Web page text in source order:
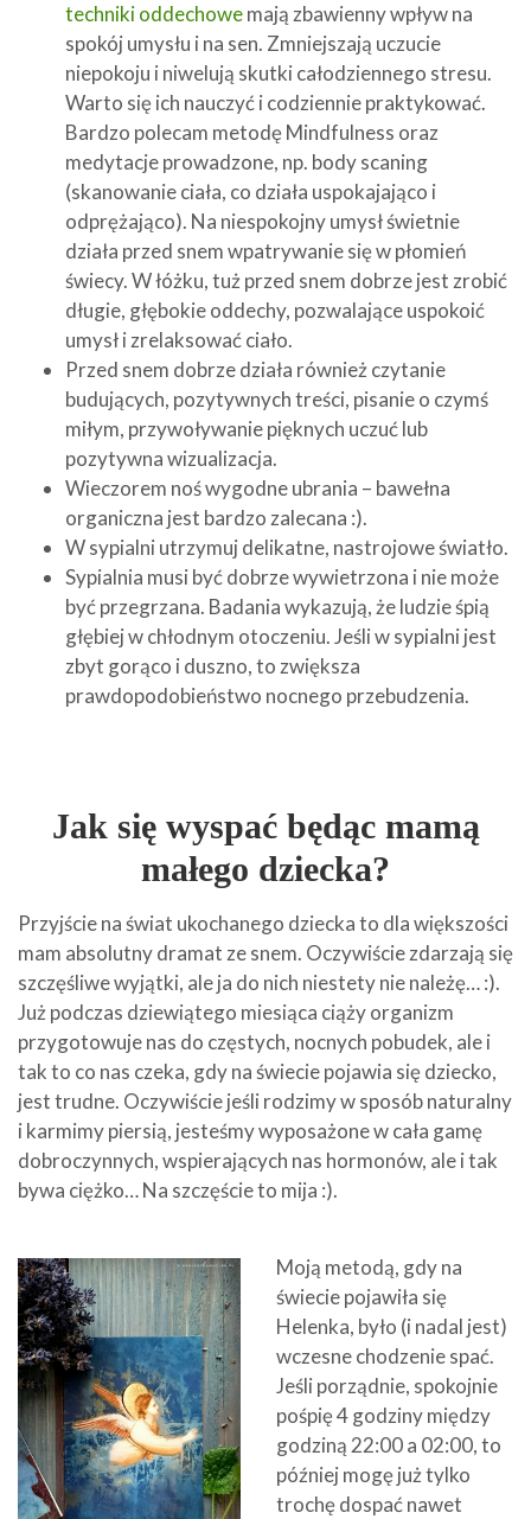
techniki oddechowemają zbawienny wpływ na
spokój umysłu i na sen. Zmniejszają uczucie
niepokoju i niwelują skutki całodziennego stresu.
Warto się ich nauczyć i codziennie praktykować.
Bardzo polecam metodę Mindfulness oraz
medytacje prowadzone, np. body scaning
(skanowanie ciała, co działa uspokajająco i
odprężająco). Na niespokojny umysł świetnie
działa przed snem wpatrywanie się w płomień
świecy. W łóżku, tuż przed snem dobrze jest zrobić
długie, głębokie oddechy, pozwalające uspokoić
umysł i zrelaksować ciało.
Przed snem dobrze działa również czytanie
budujących, pozytywnych treści, pisanie o czymś
miłym, przywoływanie pięknych uczuć lub
pozytywna wizualizacja.
Wieczorem noś wygodne ubrania – bawełna
organiczna jest bardzo zalecana :).
W sypialni utrzymuj delikatne, nastrojowe światło.
Sypialnia musi być dobrze wywietrzona i nie może
być przegrzana. Badania wykazują, że ludzie śpią
głębiej w chłodnym otoczeniu. Jeśli w sypialni jest
zbyt gorąco i duszno, to zwiększa
prawdopodobieństwo nocnego przebudzenia.
Jak się wyspać będąc mamą
małego dziecka?
Przyjście na świat ukochanego dziecka to dla większości
mam absolutny dramat ze snem. Oczywiście zdarzają się
szczęśliwe wyjątki, ale ja do nich niestety nie należę… :).
Już podczas dziewiątego miesiąca ciąży organizm
przygotowuje nas do częstych, nocnych pobudek, ale i
tak to co nas czeka, gdy na świecie pojawia się dziecko,
jest trudne. Oczywiście jeśli rodzimy w sposób naturalny
i karmimy piersią, jesteśmy wyposażone w cała gamę
dobroczynnych, wspierających nas hormonów, ale i tak
bywa ciężko… Na szczęście to mija :).
Moją metodą, gdy na
świecie pojawiła się
Helenka, było (i nadal jest)
wczesne chodzenie spać.
Jeśli porządnie, spokojnie
pośpię 4 godziny między
godziną 22:00 a 02:00, to
później mogę już tylko
trochę dospać nawet